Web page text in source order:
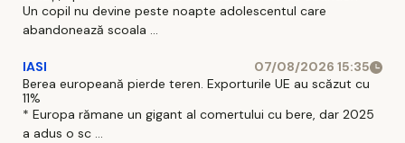
Un copil nu devine peste noapte adolescentul care
abandonează scoala ...
IASI
07/08/2026 15:35
Berea europeană pierde teren. Exporturile UE au scăzut cu
11%
* Europa rămane un gigant al comertului cu bere, dar 2025
a adus o sc ...